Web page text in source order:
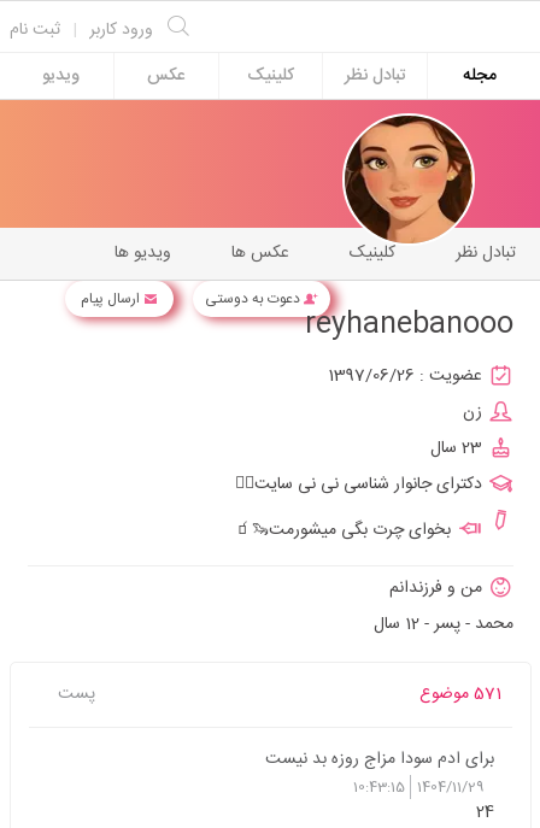
ثبت نام | ورود کاربر
مجله
تبادل نظر کلینیک عکس ویدیو
دعوت به دوستی ارسال پیام
ویدیو ها عکس ها کلینیک تبادل نظر
reyhanebanooo
عضویت : 1397/06/26
زن
23 سال
دکترای جانوار شناسی نی نی سایت🧟‍♂️
بخوای چرت بگی میشورمت🦦🧃
من و فرزندانم
محمد - پسر - 12 سال
571 موضوع پست
برای ادم سودا مزاج روزه بد نیست
1404/11/29
10:43:15
24